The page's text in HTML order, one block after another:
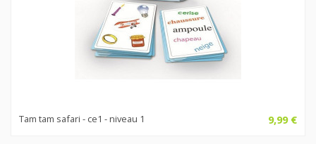
Tam tam safari - ce1 - niveau 1 9,99 €